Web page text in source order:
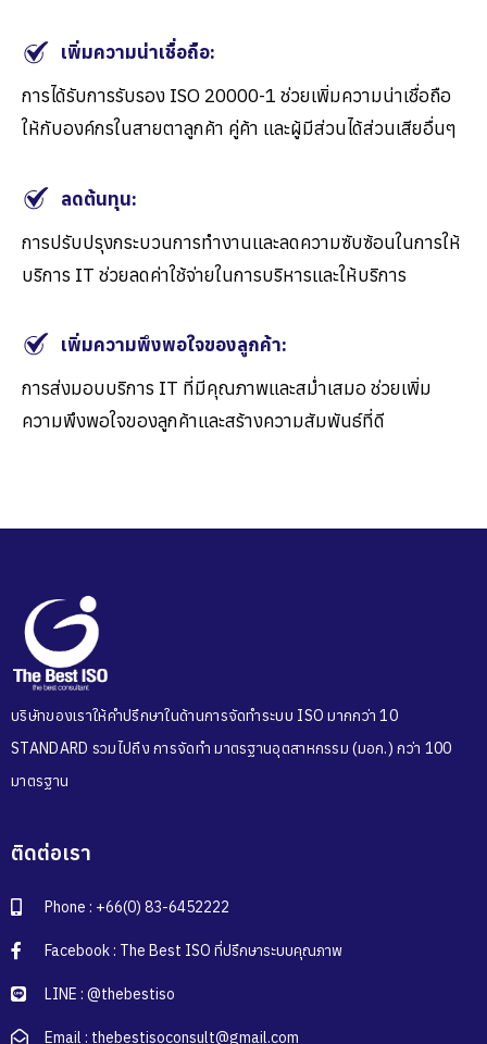
เพิ่มความน่าเชื่อถือ:
การได้รับการรับรอง ISO 20000-1 ช่วยเพิ่มความน่าเชื่อถือ
ให้กับองค์กรในสายตาลูกค้า คู่ค้า และผู้มีส่วนได้ส่วนเสียอื่นๆ
ลดต้นทุน:
การปรับปรุงกระบวนการทำงานและลดความซับซ้อนในการให้
บริการ IT ช่วยลดค่าใช้จ่ายในการบริหารและให้บริการ
เพิ่มความพึงพอใจของลูกค้า:
การส่งมอบบริการ IT ที่มีคุณภาพและสม่ำเสมอ ช่วยเพิ่ม
ความพึงพอใจของลูกค้าและสร้างความสัมพันธ์ที่ดี
บริษัทของเราให้คำปรึกษาในด้านการจัดทำระบบ ISO มากกว่า 10
STANDARD รวมไปถึง การจัดทำ มาตรฐานอุตสาหกรรม (มอก.) กว่า 100
มาตรฐาน
ติดต่อเรา
Phone : +66(0) 83-6452222
Facebook : The Best ISO ที่ปรึกษาระบบคุณภาพ
LINE : @thebestiso
Email : thebestisoconsult@gmail.com